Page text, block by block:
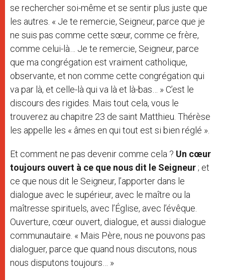
se rechercher soi-même et se sentir plus juste que
les autres. « Je te remercie, Seigneur, parce que je
ne suis pas comme cette sœur, comme ce frère,
comme celui-là… Je te remercie, Seigneur, parce
que ma congrégation est vraiment catholique,
observante, et non comme cette congrégation qui
va par là, et celle-là qui va là et là-bas… » C’est le
discours des rigides. Mais tout cela, vous le
trouverez au chapitre 23 de saint Matthieu. Thérèse
les appelle les « âmes en qui tout est si bien réglé ».
Et comment ne pas devenir comme cela ? Un cœur
toujours ouvert à ce que nous dit le Seigneur; et
ce que nous dit le Seigneur, l’apporter dans le
dialogue avec le supérieur, avec le maître ou la
maîtresse spirituels, avec l’Église, avec l’évêque.
Ouverture, cœur ouvert, dialogue, et aussi dialogue
communautaire. « Mais Père, nous ne pouvons pas
dialoguer, parce que quand nous discutons, nous
nous disputons toujours… »